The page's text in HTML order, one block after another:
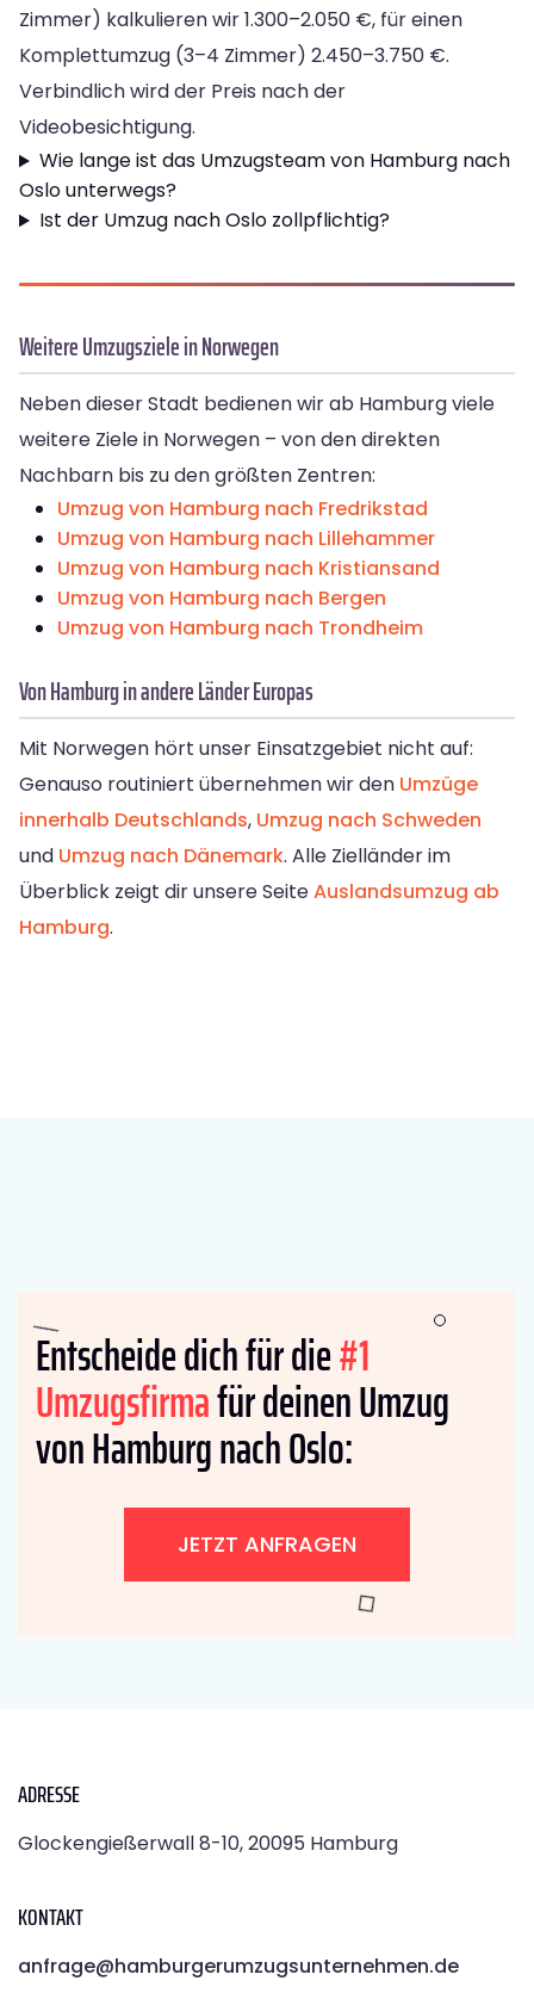
Zimmer) kalkulieren wir 1.300–2.050 €, für einen
Komplettumzug (3–4 Zimmer) 2.450–3.750 €.
Verbindlich wird der Preis nach der
Videobesichtigung.
Wie lange ist das Umzugsteam von Hamburg nach
Oslo unterwegs?
Ist der Umzug nach Oslo zollpflichtig?
Weitere Umzugsziele in Norwegen
Neben dieser Stadt bedienen wir ab Hamburg viele
weitere Ziele in Norwegen – von den direkten
Nachbarn bis zu den größten Zentren:
Umzug von Hamburg nach Fredrikstad
Umzug von Hamburg nach Lillehammer
Umzug von Hamburg nach Kristiansand
Umzug von Hamburg nach Bergen
Umzug von Hamburg nach Trondheim
Von Hamburg in andere Länder Europas
Mit Norwegen hört unser Einsatzgebiet nicht auf:
Genauso routiniert übernehmen wir den Umzüge
innerhalb Deutschlands, Umzug nach Schweden
und Umzug nach Dänemark. Alle Zielländer im
Überblick zeigt dir unsere SeiteAuslandsumzug ab
Hamburg.
Entscheide dich für die#1
Umzugsfirmafür deinen Umzug
von Hamburg nach Oslo:
JETZT ANFRAGEN
ADRESSE
Glockengießerwall 8-10, 20095 Hamburg
KONTAKT
anfrage@hamburgerumzugsunternehmen.de